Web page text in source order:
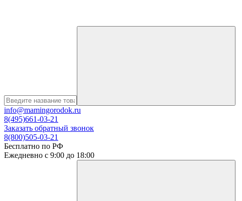
info@mamingorodok.ru
8(495)661-03-21
Заказать обратный звонок
8(800)505-03-21
Бесплатно по РФ
Ежедневно с 9:00 до 18:00